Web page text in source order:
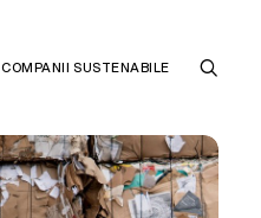
COMPANII SUSTENABILE